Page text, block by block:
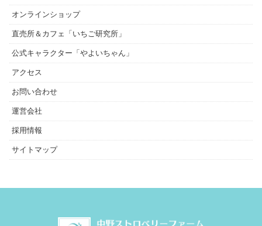
オンラインショップ
直売所＆カフェ「いちご研究所」
公式キャラクター「やよいちゃん」
アクセス
お問い合わせ
運営会社
採用情報
サイトマップ